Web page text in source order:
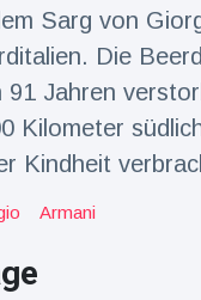
Sarg von
Die
Jahren
Kilometer
Kindheit
Armani